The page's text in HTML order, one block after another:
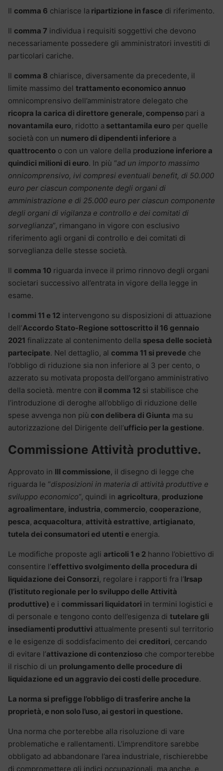
Il comma 6 chiarisce la ripartizione in fasce di riferimento.
Il comma 7 individua i requisiti soggettivi che devono
necessariamente possedere gli amministratori investiti di
particolari cariche.
Il comma 8 chiarisce, diversamente da precedente, il
limite massimo del trattamento economico annuo
omnicomprensivo dell’amministratore delegato che
ricopra la carica di direttore generale, compenso pari a
novantamila euro, ridotto a settantamila euro per quelle
società con un numero di dipendenti inferiore a
quattrocento o con un valore della produzione inferiore a
quindici milioni di euro. In più “ad un importo massimo
onnicomprensivo, ivi compresi eventuali benefit, di 50.000
euro per ciascun componente degli organi di
amministrazione e di 25.000 euro per ciascun componente
degli organi di vigilanza e controllo e dei comitati di
sorveglianza”, rimangano in vigore con esclusivo
riferimento agli organi di controllo e dei comitati di
sorveglianza delle stesse società.
Il comma 10 riguarda invece il primo rinnovo degli organi
societari successivo all’entrata in vigore della legge in
esame.
I commi 11 e 12 intervengono su disposizioni di attuazione
dell’Accordo Stato-Regione sottoscritto il 16 gennaio
2021 finalizzate al contenimento della spesa delle società
partecipate. Nel dettaglio, al comma 11 si prevede che
l’obbligo di riduzione sia non inferiore al 3 per cento, o
azzerato su motivata proposta dell’organo amministrativo
della società. mentre con il comma 12 si stabilisce che
l’introduzione di deroghe all’obbligo di riduzione delle
spese avvenga non più con delibera di Giunta ma su
autorizzazione del Dirigente dell’ufficio per la gestione.
Commissione Attività produttive.
Approvato in III commissione, il disegno di legge che
riguarda le “disposizioni in materia di attività produttive e
sviluppo economico“, quindi in agricoltura, produzione
agroalimentare, industria, commercio, cooperazione,
pesca, acquacoltura, attività estrattive, artigianato,
tutela dei consumatori ed utenti e energia.
Le modifiche proposte agli articoli 1 e 2 hanno l’obiettivo di
consentire l’effettivo svolgimento della procedura di
liquidazione dei Consorzi, regolare i rapporti fra l’Irsap
(l’istituto regionale per lo sviluppo delle Attività
produttive) e i commissari liquidatori in termini logistici e
di personale e tengono conto dell’esigenza di tutelare gli
insediamenti produttivi attualmente presenti sul territorio
e le esigenze di soddisfacimento dei creditori, cercando
di evitare l’attivazione di contenzioso che comporterebbe
il rischio di un prolungamento delle procedure di
liquidazione ed un aggravio dei costi delle procedure.
La norma si prefigge l’obbligo di trasferire anche la
proprietà, e non solo l’uso, ai gestori in questione.
Una norma che porterebbe alla risoluzione di vare
problematiche e rallentamenti. L’imprenditore sarebbe
obbligato ad abbandonare l’area industriale, rischierebbe
di compromettere gli indici occupazionali, ma anche, e